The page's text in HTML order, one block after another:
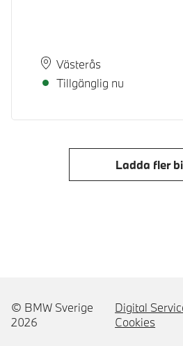
PlatsVästerås
Leveranstid
Tillgänglig nu
Ladda fler
© BMW Sverige
2026
Digital
Cookies